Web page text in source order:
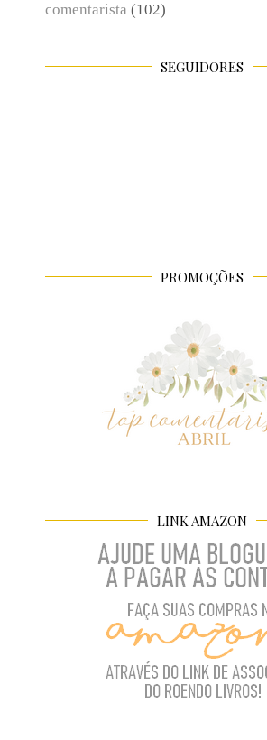
comentarista (102)
SEGUIDORES
PROMOÇÕES
LINK AMAZON